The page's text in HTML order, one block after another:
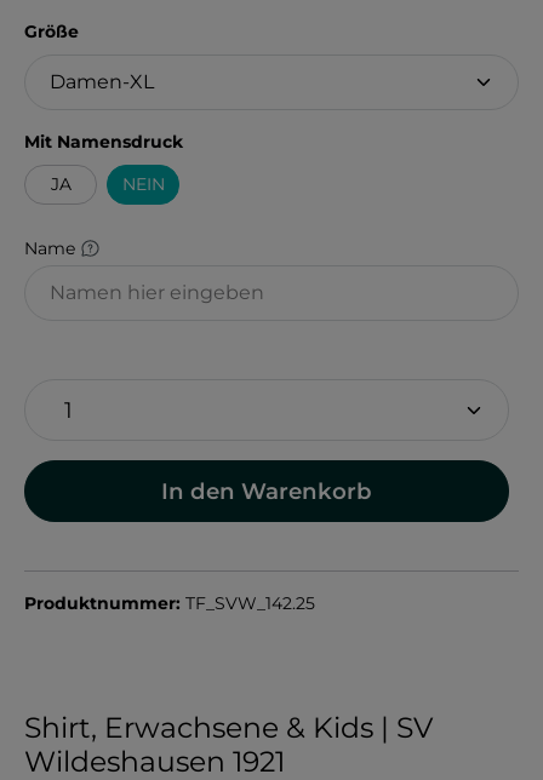
Größeauswählen
Mit Namensdruckauswählen
JA
NEIN
Name
In den Warenkorb
Produktnummer: TF_SVW_142.25
Shirt, Erwachsene & Kids | SV
Wildeshausen 1921